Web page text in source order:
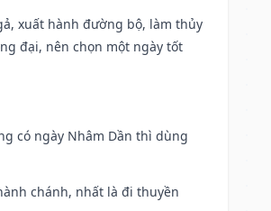
xuất hành đường bộ, làm thủy
đại, nên chọn một ngày tốt
có ngày Nhâm Dần thì dùng
chánh, nhất là đi thuyền